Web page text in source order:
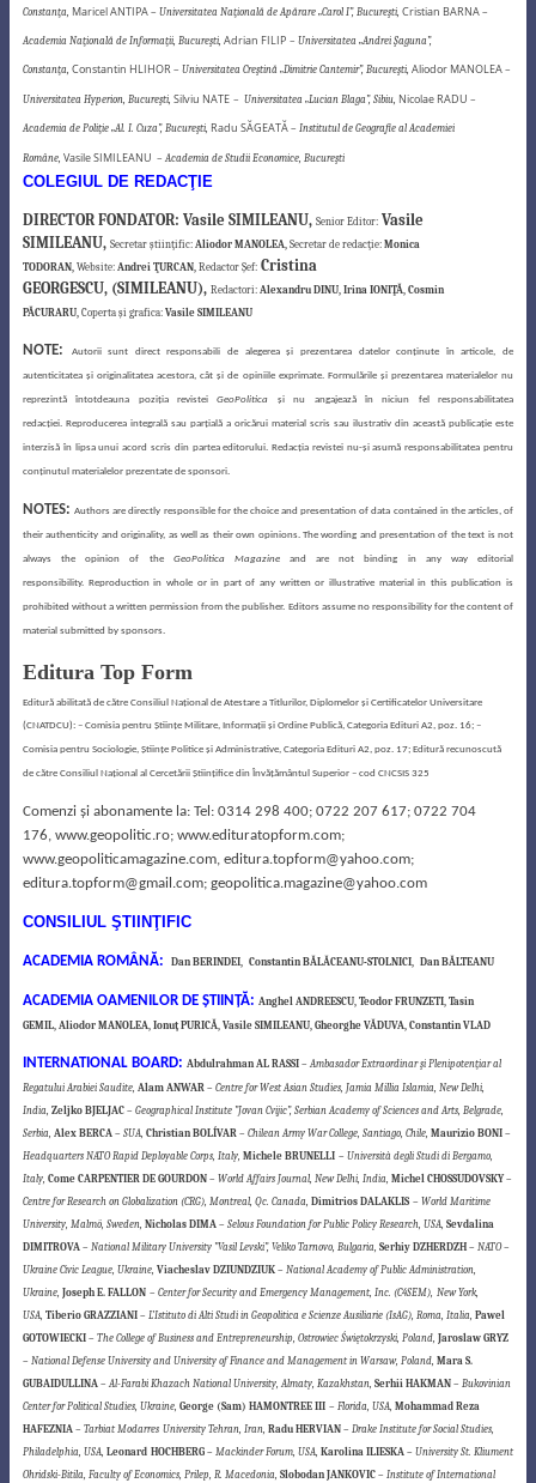
Constanţa, Maricel ANTIPA– Universitatea Naţională de Apărare „Carol I”, Bucureşti, Cristian BARNA –
Academia Naţională de Informaţii, Bucureşti, Adrian FILIP – Universitatea „Andrei Şaguna”,
Constanţa, Constantin HLIHOR – Universitatea Creştină „Dimitrie Cantemir”, Bucureşti, Aliodor MANOLEA –
Universitatea Hyperion, Bucureşti, Silviu NATE – Universitatea „Lucian Blaga”, Sibiu, Nicolae RADU –
Academia de Poliţie „Al. I. Cuza”, Bucureşti, Radu SĂGEATĂ– Institutul de Geografie al Academiei
Române, Vasile SIMILEANU – Academia de Studii Economice, Bucureşti
COLEGIUL DE REDACŢIE
DIRECTOR FONDATOR: Vasile SIMILEANU, Senior Editor: Vasile
SIMILEANU, Secretar ştiinţific:Aliodor MANOLEA, Secretar de redacţie:Monica
TODORAN, Website:Andrei ŢURCAN, Redactor Şef:Cristina
GEORGESCU, (SIMILEANU), Redactori: Alexandru DINU, Irina IONIŢĂ, Cosmin
PĂCURARU, Coperta şi grafica:Vasile SIMILEANU
NOTE: Autorii sunt direct responsabili de alegerea şi prezentarea datelor conţinute în articole, de
autenticitatea şi originalitatea acestora, cât şi de opiniile exprimate. Formulările şi prezentarea materialelor nu
reprezintă întotdeauna poziţia revisteiGeoPolitica şi nu angajează în niciun fel responsabilitatea
redacţiei. Reproducerea integrală sau parţială a oricărui material scris sau ilustrativ din această publicaţie este
interzisă în lipsa unui acord scris din partea editorului.Redacţia revistei nu-şi asumă responsabilitatea pentru
conţinutul materialelor prezentate de sponsori.
NOTES:Authors are directly responsible for the choice and presentation of data contained in the articles, of
their authenticity and originality, as well as their own opinions. The wording and presentation of the text is not
always the opinion of the GeoPolitica Magazineand are not binding in any way editorial
responsibility. Reproduction in whole or in part of any written or illustrative material in this publication is
prohibited without a written permission from the publisher. Editors assume no responsibility for the content of
material submitted by sponsors.
Editura Top Form
Editură abilitată de către Consiliul Naţional de Atestare a Titlurilor, Diplomelor şi Certificatelor Universitare
(CNATDCU): – Comisia pentru Ştiinţe Militare, Informaţii şi Ordine Publică, Categoria Edituri A2, poz. 16; –
Comisia pentru Sociologie, Ştiinţe Politice şi Administrative, Categoria Edituri A2, poz. 17; Editură recunoscută
de către Consiliul Naţional al Cercetării Ştiinţifice din Învăţământul Superior – cod CNCSIS 325
Comenzi şi abonamente la: Tel: 0314 298 400; 0722 207 617; 0722 704
176, www.geopolitic.ro; www.edituratopform.com;
www.geopoliticamagazine.com, editura.topform@yahoo.com;
editura.topform@gmail.com; geopolitica.magazine@yahoo.com
CONSILIUL ŞTIINŢIFIC
ACADEMIA ROMÂNĂ: Dan BERINDEI, Constantin BĂLĂCEANU-STOLNICI, Dan BĂLTEANU
ACADEMIA OAMENILOR DE ŞTIINŢĂ: Anghel ANDREESCU, Teodor FRUNZETI, Tasin
GEMIL, Aliodor MANOLEA, Ionuţ PURICĂ, Vasile SIMILEANU, Gheorghe VĂDUVA, Constantin VLAD
INTERNATIONAL BOARD: Abdulrahman AL RASSI– Ambasador Extraordinar şi Plenipotenţiar al
Regatului Arabiei Saudite, Alam ANWAR– Centre for West Asian Studies, Jamia Millia Islamia, New Delhi,
India, Zeljko BJELJAC– Geographical Institute ”Jovan Cvijic”, Serbian Academy of Sciences and Arts, Belgrade,
Serbia, Alex BERCA– SUA, Christian BOLÍVAR– Chilean Army War College, Santiago, Chile, Maurizio BONI–
Headquarters NATO Rapid Deployable Corps, Italy, Michele BRUNELLI – Università degli Studi di Bergamo,
Italy, Come CARPENTIER DE GOURDON– World Affairs Journal, New Delhi, India, Michel CHOSSUDOVSKY–
Centre for Research on Globalization (CRG), Montreal, Qc. Canada, Dimitrios DALAKLIS – World Maritime
University, Malmö, Sweden, Nicholas DIMA– Selous Foundation for Public Policy Research, USA, Sevdalina
DIMITROVA– National Military University ”Vasil Levski”, Veliko Tarnovo, Bulgaria, Serhiy DZHERDZH– NATO –
Ukraine Civic League, Ukraine, ViacheslavDZIUNDZIUK– National Academy of Public Administration,
Ukraine, Joseph E. FALLON – Center for Security and Emergency Management, Inc. (C4SEM), New York,
USA, Tiberio GRAZZIANI– L’Istituto di Alti Studi in Geopolitica e Scienze Ausiliarie (IsAG), Roma, Italia, Pawel
GOTOWIECKI– The College of Business and Entrepreneurship, Ostrowiec Świętokrzyski, Poland, Jaroslaw GRYZ
– National Defense University and University of Finance and Management in Warsaw, Poland, Mara S.
GUBAIDULLINA– Al-Farabi Khazach National University, Almaty, Kazakhstan, Serhii HAKMAN– Bukovinian
Center for Political Studies, Ukraine, George (Sam) HAMONTREE III – Florida, USA, Mohammad Reza
HAFEZNIA – Tarbiat Modarres University Tehran, Iran, Radu HERVIAN– Drake Institute for Social Studies,
Philadelphia, USA, Leonard HOCHBERG– Mackinder Forum, USA, Karolina ILIESKA– University St. Kliument
Ohridski-Bitila, Faculty of Economics, Prilep, R. Macedonia, Slobodan JANKOVIC– Institute of International